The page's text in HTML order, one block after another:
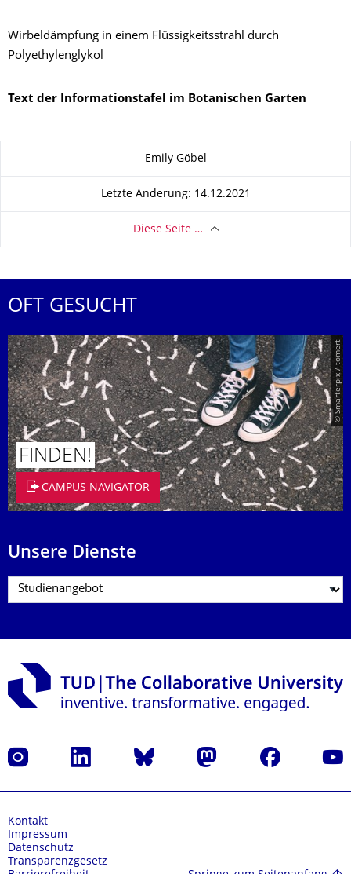
Wirbeldämpfung in einem Flüssigkeitsstrahl durch
Polyethylenglykol
Text der Informationstafel im Botanischen Garten
Emily Göbel
Letzte Änderung: 14.12.2021
Diese Seite …
OFT GESUCHT
© Smarterpix / tomert
FINDEN!
CAMPUS NAVIGATOR
Unsere Dienste
Instagram LinkedIn Bluesky Mastodon Facebook
Kontakt
Impressum
Datenschutz
Transparenzgesetz